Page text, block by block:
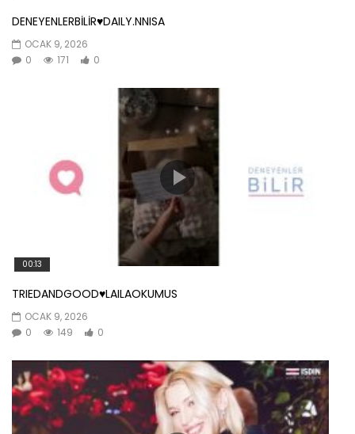
DENEYENLERBİLİR♥️DAILY.NNISA
OCAK 9, 2026
0
171 0
00:13
TRIEDANDGOOD♥️LAILAOKUMUS
OCAK 9, 2026
0
149 0